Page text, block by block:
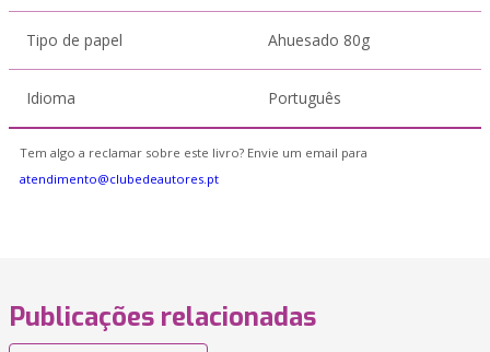
Tipo de papel Ahuesado 80g
Idioma Português
Tem algo a reclamar sobre este livro? Envie um email para
atendimento@clubedeautores.pt
Publicações relacionadas